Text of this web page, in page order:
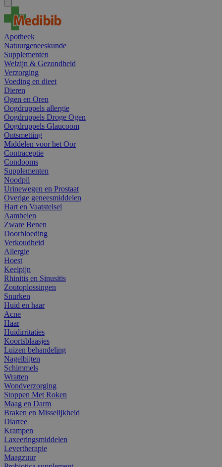
Apotheek
Natuurgeneeskunde
Supplementen
Welzijn & Gezondheid
Verzorging
Voeding en dieet
Dieren
Ogen en Oren
Oogdruppels allergie
Oogdruppels Droge Ogen
Oogdruppels Glaucoom
Ontsmetting
Middelen voor het Oor
Contraceptie
Condooms
Supplementen
Noodpil
Urinewegen en Prostaat
Overige geneesmiddelen
Hart en Vaatstelsel
Aambeien
Zware Benen
Doorbloeding
Verkoudheid
Allergie
Hoest
Keelpijn
Rhinitis en Sinusitis
Zoutoplossingen
Snurken
Huid en haar
Acne
Haar
Huidirritaties
Koortsblaasjes
Luizen behandeling
Nagelbijten
Schimmels
Wratten
Wondverzorging
Stoppen Met Roken
Maag en Darm
Braken en Misselijkheid
Diarree
Krampen
Laxeeringsmiddelen
Levertherapie
Maagzuur